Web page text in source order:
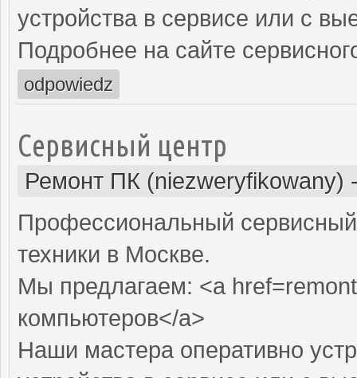
устройства в сервисе или с
Подробнее на сайте
odpowiedz
Сервисный центр
Ремонт ПК (niezweryfikowany)
Профессиональный
техники в Москве.
Мы предлагаем: <a
компьютеров</a>
Наши мастера оперативно